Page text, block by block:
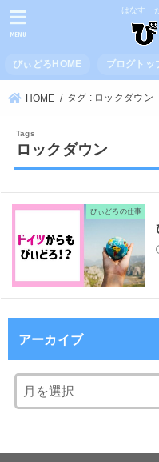
はなす
MENU
びぃどろHOME ブログトッ
HOME タグ : ロックダウン
ロックダウン
びぃどろの仕事
アーカイブ